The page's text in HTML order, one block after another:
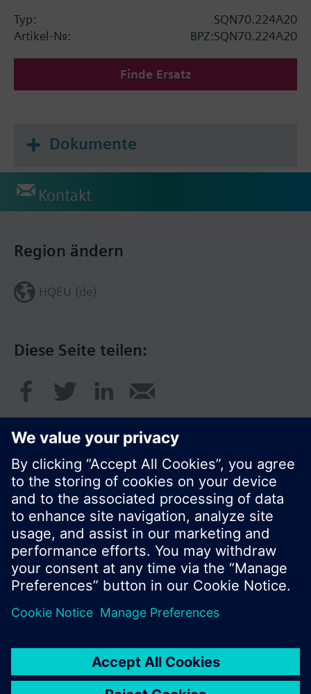
Typ:
SQN70.224A20
Artikel-Nr.:
BPZ:SQN70.224A20
Finde Ersatz
Dokumente
Kontakt
Diese Seite teilen:
Region ändern
HQEU (de)
© Siemens Schweiz AG 2017
Produktangebot und Preise können pro Land
variieren.
Nutzungsbedingungen